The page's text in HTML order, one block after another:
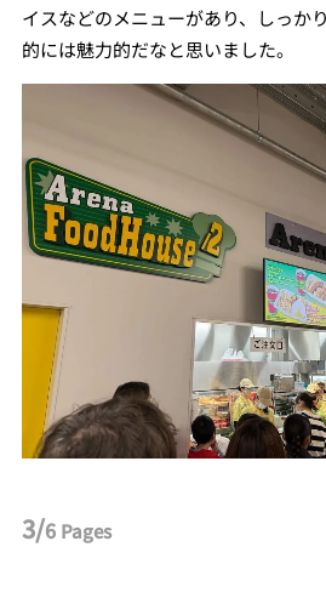
イスなどのメニューがあり、しっか
的には魅力的だなと思いました。
3/6 Pages